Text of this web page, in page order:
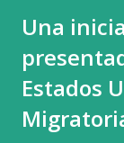
Una
Estados